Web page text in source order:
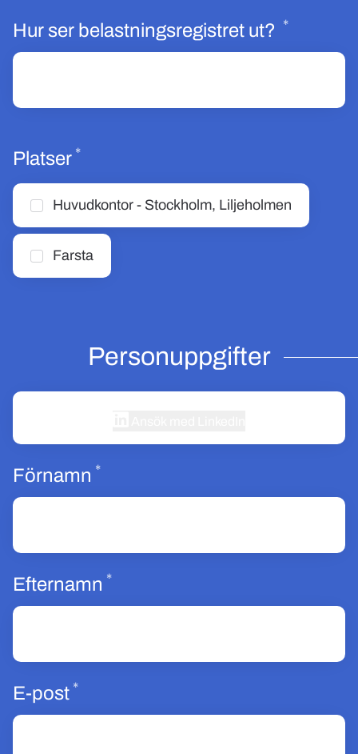
Hur ser belastningsregistret ut? *
Platser *Obligatoriskt
Huvudkontor - Stockholm, Liljeholmen
Farsta
Personuppgifter
Förnamn *Obligatoriskt
Efternamn *Obligatoriskt
E-post *Obligatoriskt